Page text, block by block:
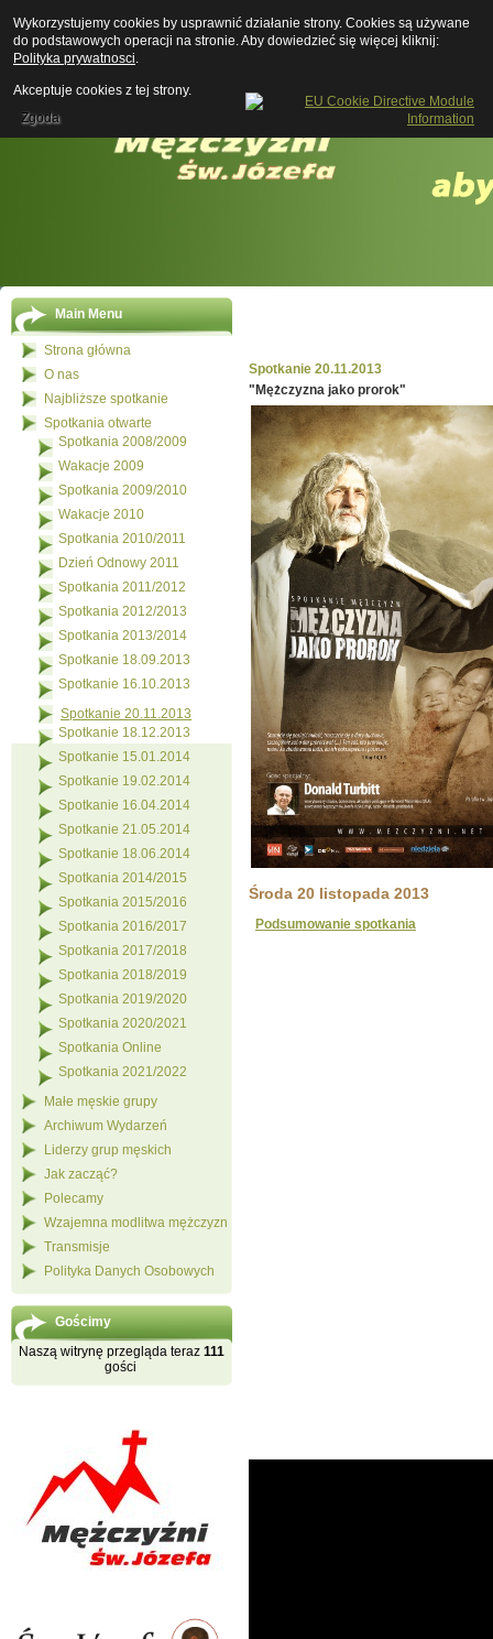
Boży
Main Menu
Strona główna
O nas
Najbliższe spotkanie
Spotkania otwarte
Spotkania 2008/2009
Wakacje 2009
Spotkania 2009/2010
Wakacje 2010
Spotkania 2010/2011
Dzień Odnowy 2011
Spotkania 2011/2012
Spotkania 2012/2013
Spotkania 2013/2014
Spotkanie 18.09.2013
Spotkanie 16.10.2013
Spotkanie 20.11.2013
Spotkanie 18.12.2013
Spotkanie 15.01.2014
Spotkanie 19.02.2014
Spotkanie 16.04.2014
Spotkanie 21.05.2014
Spotkanie 18.06.2014
Spotkania 2014/2015
Spotkania 2015/2016
Spotkania 2016/2017
Spotkania 2017/2018
Spotkania 2018/2019
Spotkania 2019/2020
Spotkania 2020/2021
Spotkania Online
Spotkania 2021/2022
Małe męskie grupy
Archiwum Wydarzeń
Liderzy grup męskich
Jak zacząć?
Polecamy
Wzajemna modlitwa mężczyzn
Transmisje
Polityka Danych Osobowych
Gościmy
Naszą witrynę przegląda teraz 111
gości
Spotkanie 20.11.2013
"Mężczyzna jako prorok"
Środa 20 listopada 2013
Podsumowanie spotkania
Wykorzystujemy cookies by usprawnić działanie strony. Cookies są używane
do podstawowych operacji na stronie. Aby dowiedzieć się więcej kliknij:
Polityka prywatnosci.
Akceptuje cookies z tej strony.
Zgoda